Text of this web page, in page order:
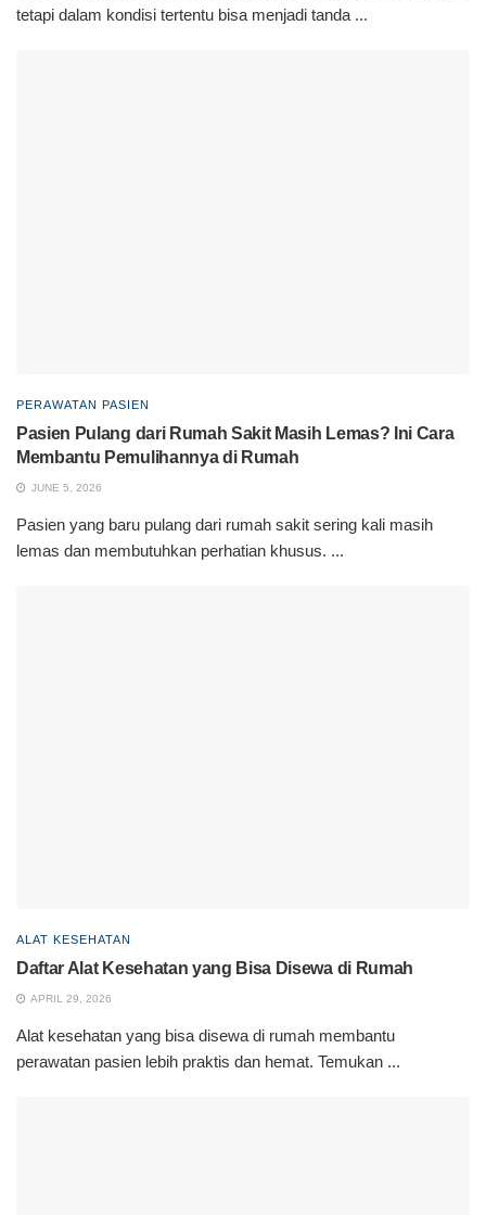
tetapi dalam kondisi tertentu bisa menjadi tanda ...
PERAWATAN PASIEN
Pasien Pulang dari Rumah Sakit Masih Lemas? Ini Cara
Membantu Pemulihannya di Rumah
JUNE 5, 2026
Pasien yang baru pulang dari rumah sakit sering kali masih
lemas dan membutuhkan perhatian khusus. ...
ALAT KESEHATAN
Daftar Alat Kesehatan yang Bisa Disewa di Rumah
APRIL 29, 2026
Alat kesehatan yang bisa disewa di rumah membantu
perawatan pasien lebih praktis dan hemat. Temukan ...